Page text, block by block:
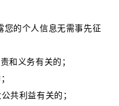
您的个人信息无需事先征
和义务有关的；
共利益有关的；